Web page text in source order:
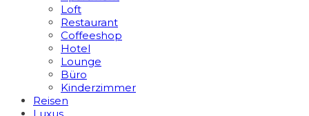
Loft
Restaurant
Coffeeshop
Hotel
Lounge
Büro
Kinderzimmer
Reisen